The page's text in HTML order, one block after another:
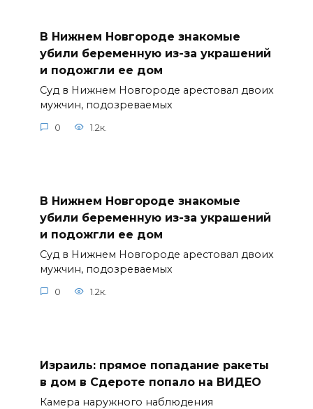
В Нижнем Новгороде знакомые
убили беременную из-за украшений
и подожгли ее дом
Суд в Нижнем Новгороде арестовал двоих
мужчин, подозреваемых
0 1.2к.
В Нижнем Новгороде знакомые
убили беременную из-за украшений
и подожгли ее дом
Суд в Нижнем Новгороде арестовал двоих
мужчин, подозреваемых
0 1.2к.
Израиль: прямое попадание ракеты
в дом в Сдероте попало на ВИДЕО
Камера наружного наблюдения